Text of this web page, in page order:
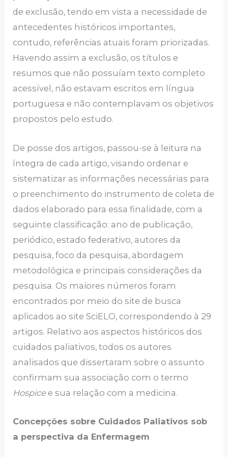
de exclusão, tendo em vista a necessidade de
antecedentes históricos importantes,
contudo, referências atuais foram priorizadas.
Havendo assim a exclusão, os títulos e
resumos que não possuíam texto completo
acessível, não estavam escritos em língua
portuguesa e não contemplavam os objetivos
propostos pelo estudo.
De posse dos artigos, passou-se à leitura na
íntegra de cada artigo, visando ordenar e
sistematizar as informações necessárias para
o preenchimento do instrumento de coleta de
dados elaborado para essa finalidade, com a
seguinte classificação: ano de publicação,
periódico, estado federativo, autores da
pesquisa, foco da pesquisa, abordagem
metodológica e principais considerações da
pesquisa. Os maiores números foram
encontrados por meio do site de busca
aplicados ao site SciELO, correspondendo à 29
artigos. Relativo aos aspectos históricos dos
cuidados paliativos, todos os autores
analisados que dissertaram sobre o assunto
confirmam sua associação com o termo
Hospicee sua relação com a medicina.
Concepções sobre Cuidados Paliativos sob
a perspectiva da Enfermagem